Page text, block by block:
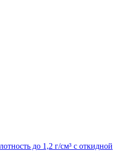
до 1,2 г/см³ с откидной